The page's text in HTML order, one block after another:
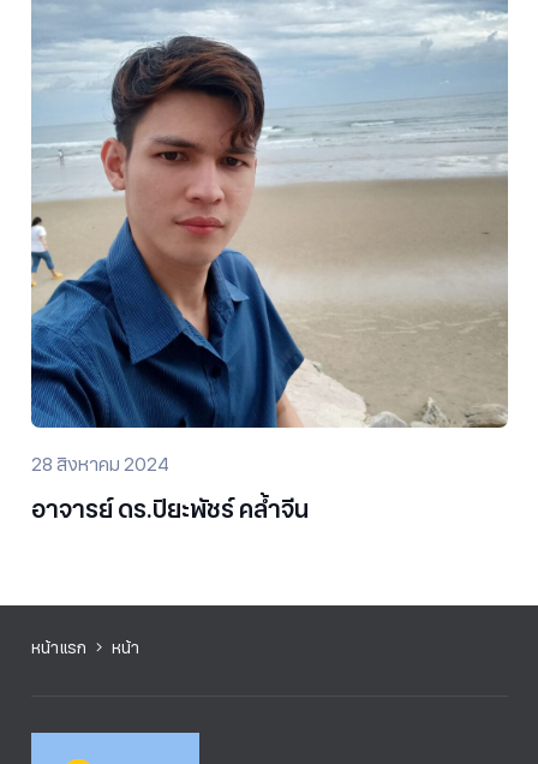
28 สิงหาคม 2024
อาจารย์ ดร.ปิยะพัชร์ คล้ำจีน
หน้าแรก หน้า